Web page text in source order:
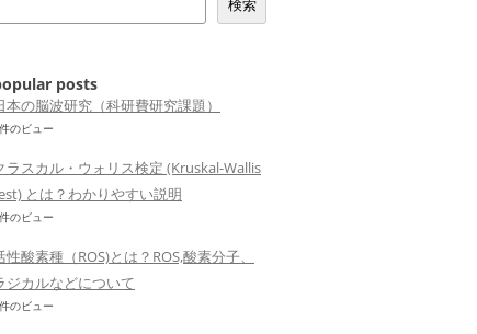
posts
本の脳波研究（科研費研究課題）
のビュー
ラスカル・ウォリス検定 (Kruskal-Wallis
とは？わかりやすい説明
のビュー
性酸素種（ROS)とは？ROS,酸素分子、
ジカルなどについて
のビュー